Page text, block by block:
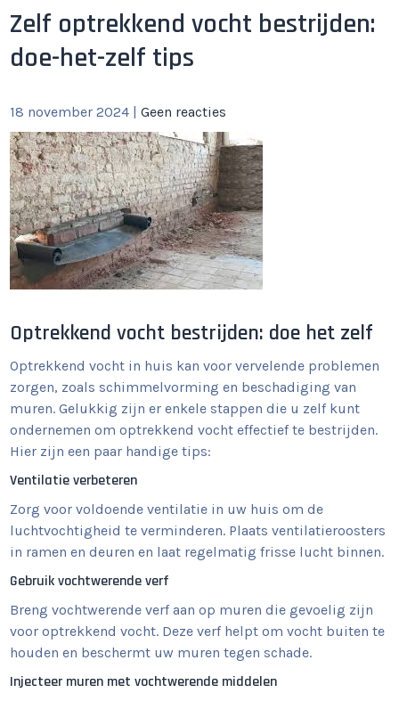
Zelf optrekkend vocht bestrijden:
doe-het-zelf tips
18 november 2024 |Geen reacties
Optrekkend vocht bestrijden: doe het zelf
Optrekkend vocht in huis kan voor vervelende problemen
zorgen, zoals schimmelvorming en beschadiging van
muren. Gelukkig zijn er enkele stappen die u zelf kunt
ondernemen om optrekkend vocht effectief te bestrijden.
Hier zijn een paar handige tips:
Ventilatie verbeteren
Zorg voor voldoende ventilatie in uw huis om de
luchtvochtigheid te verminderen. Plaats ventilatieroosters
in ramen en deuren en laat regelmatig frisse lucht binnen.
Gebruik vochtwerende verf
Breng vochtwerende verf aan op muren die gevoelig zijn
voor optrekkend vocht. Deze verf helpt om vocht buiten te
houden en beschermt uw muren tegen schade.
Injecteer muren met vochtwerende middelen